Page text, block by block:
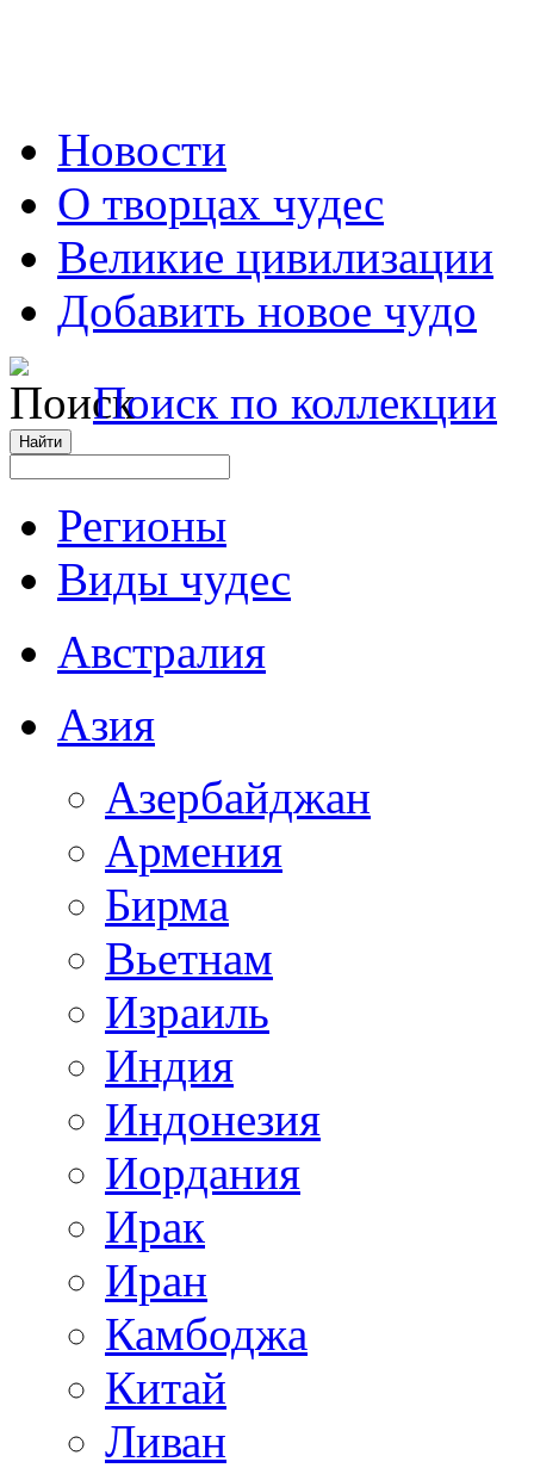
Новости
О творцах чудес
Великие цивилизации
Добавить новое чудо
Поиск по коллекции
Регионы
Виды чудес
Австралия
Азия
Азербайджан
Армения
Бирма
Вьетнам
Израиль
Индия
Индонезия
Иордания
Ирак
Иран
Камбоджа
Китай
Ливан